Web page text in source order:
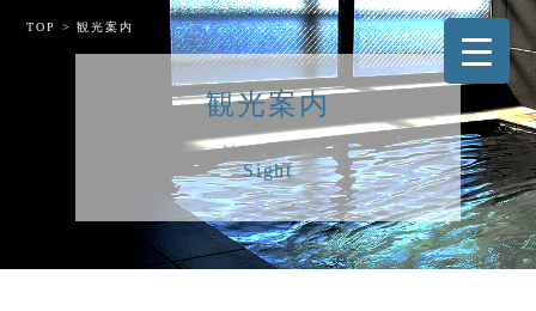
TOP >観光案内
観光案内
Sight